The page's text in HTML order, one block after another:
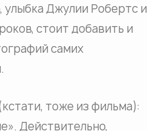
Джулии Робертс и
стоит добавить и
самих
тоже из фильма):
Действительно,